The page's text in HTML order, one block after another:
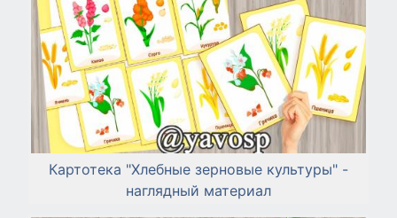
Картотека "Хлебные зерновые культуры" -
наглядный материал